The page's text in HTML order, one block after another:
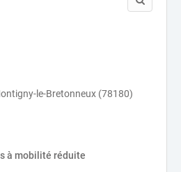
le-Bretonneux (78180)
à mobilité réduite